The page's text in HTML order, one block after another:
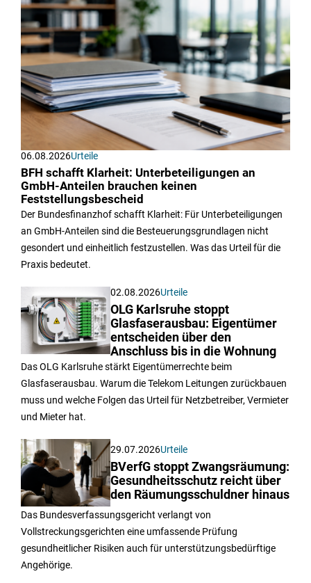
06.08.2026Urteile
BFH schafft Klarheit: Unterbeteiligungen an
GmbH-Anteilen brauchen keinen
Feststellungsbescheid
Der Bundesfinanzhof schafft Klarheit: Für Unterbeteiligungen
an GmbH-Anteilen sind die Besteuerungsgrundlagen nicht
gesondert und einheitlich festzustellen. Was das Urteil für die
Praxis bedeutet.
02.08.2026Urteile
OLG Karlsruhe stoppt
Glasfaserausbau: Eigentümer
entscheiden über den
Anschluss bis in die Wohnung
Das OLG Karlsruhe stärkt Eigentümerrechte beim
Glasfaserausbau. Warum die Telekom Leitungen zurückbauen
muss und welche Folgen das Urteil für Netzbetreiber, Vermieter
und Mieter hat.
29.07.2026Urteile
BVerfG stoppt Zwangsräumung:
Gesundheitsschutz reicht über
den Räumungsschuldner hinaus
Das Bundesverfassungsgericht verlangt von
Vollstreckungsgerichten eine umfassende Prüfung
gesundheitlicher Risiken auch für unterstützungsbedürftige
Angehörige.